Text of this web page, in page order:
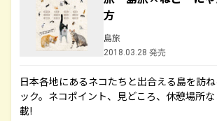
方
島旅
2018.03.28 発売
日本各地にあるネコたちと出合える島を訪
ック。ネコポイント、見どころ、休憩場所
載!